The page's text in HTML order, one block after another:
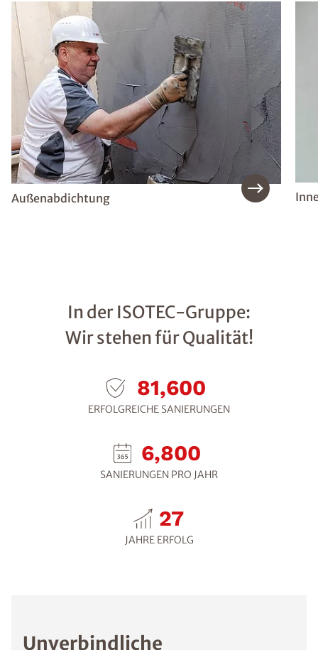
Außenabdichtung
In der ISOTEC-Gruppe:
Wir stehen für Qualität!
103,200
ERFOLGREICHE SANIERUNGEN
8,600
SANIERUNGEN PRO JAHR
30
JAHRE ERFOLG
Unverbindliche